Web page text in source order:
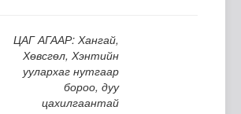
ЦАГ АГААР: Хангай,
Хөвсгөл, Хэнтийн
уулархаг нутгаар
бороо, дуу
цахилгаантай